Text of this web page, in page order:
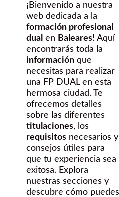
¡Bienvenido a nuestra
web dedicada a la
formación profesional
dual en Baleares! Aquí
encontrarás toda la
información que
necesitas para realizar
una FP DUAL en esta
hermosa ciudad. Te
ofrecemos detalles
sobre las diferentes
titulaciones, los
requisitos necesarios y
consejos útiles para
que tu experiencia sea
exitosa. Explora
nuestras secciones y
descubre cómo puedes